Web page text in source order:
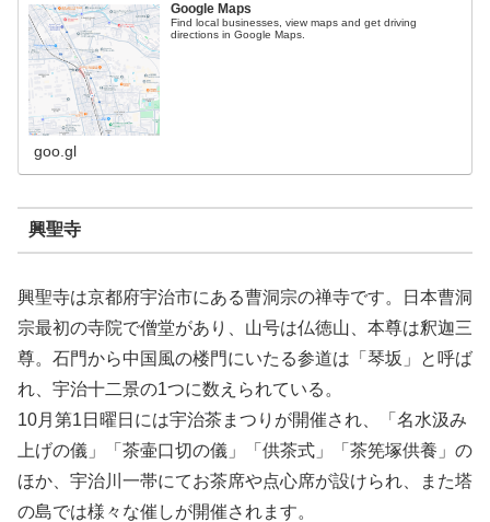
Google Maps
Find local businesses, view maps and get driving
directions in Google Maps.
goo.gl
興聖寺
興聖寺は京都府宇治市にある曹洞宗の禅寺です。日本曹洞
宗最初の寺院で僧堂があり、山号は仏徳山、本尊は釈迦三
尊。石門から中国風の楼門にいたる参道は「琴坂」と呼ば
れ、宇治十二景の1つに数えられている。
10月第1日曜日には宇治茶まつりが開催され、「名水汲み
上げの儀」「茶壷口切の儀」「供茶式」「茶筅塚供養」の
ほか、宇治川一帯にてお茶席や点心席が設けられ、また塔
の島では様々な催しが開催されます。